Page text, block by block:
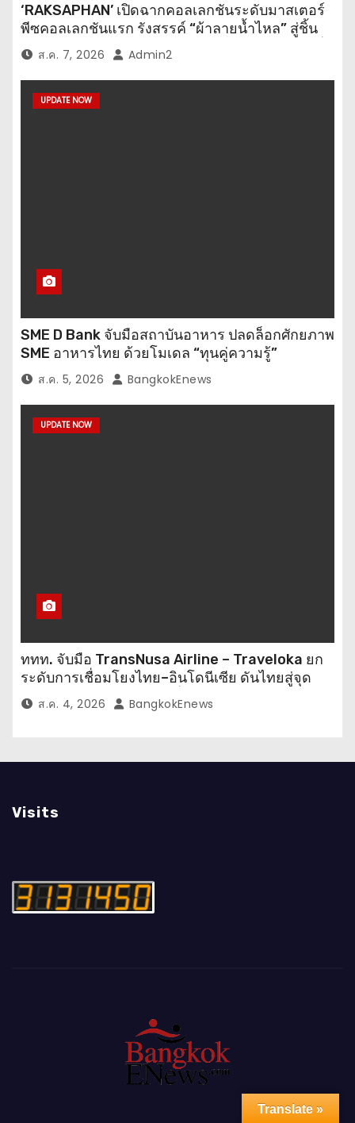
‘RAKSAPHAN’ เปิดฉากคอลเลกชันระดับมาสเตอร์
พีซคอลเลกชันแรก รังสรรค์ “ผ้าลายน้ำไหล” สู่ชิ้น
งานศิลปะสะสมสุดลิมิเต็ด ถ่ายทอดภูมิปัญญาท้องถิ่น
สู่สุนทรียภาพระดับสากล
ส.ค. 7, 2026 Admin2
UPDATE NOW
SME D Bank จับมือสถาบันอาหาร ปลดล็อกศักยภาพ
SME อาหารไทย ด้วยโมเดล “ทุนคู่ความรู้”
ส.ค. 5, 2026 BangkokEnews
UPDATE NOW
ททท. จับมือ TransNusa Airline – Traveloka ยก
ระดับการเชื่อมโยงไทย–อินโดนีเซีย ดันไทยสู่จุด
หมายปลายทางคุณภาพ เชื่อม Asean Tourism
และ Muslim-Friendly Destination
ส.ค. 4, 2026 BangkokEnews
Visits
Translate »